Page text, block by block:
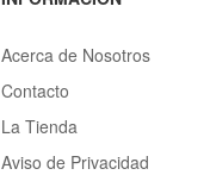
Acerca de Nosotros
Contacto
La Tienda
Aviso de Privacidad